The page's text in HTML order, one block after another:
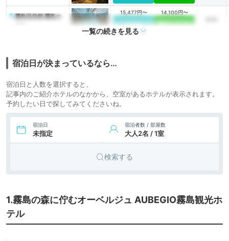
6.霧島温泉郷 霧島ホ
15,477円〜
icotto
14,100円〜
楽天トラベル
一覧の続きを見る
宿泊日が決まっているなら…
宿泊日と人数を選択すると、
記事内のご紹介ホテルのなかから、空室があるホテルが表示されます。
予約したい日で探してみてくださいね。
宿泊日
未指定
宿泊者数 / 部屋数
大人2名 / 1室
検索する
1.霧島の森に佇むオーベルジュ AUBEGIO霧島観光ホ
テル